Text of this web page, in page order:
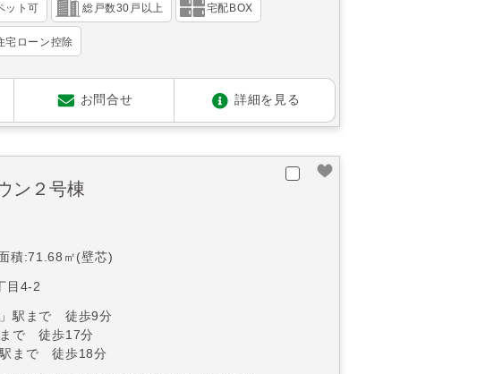
ット可 総戸数30戸以上 宅配BOX
宅ローン控除
お問合せ 詳細を見る
ン２号棟
積:71.68㎡(壁芯)
目4-2
」駅まで 徒歩9分
まで 徒歩17分
駅まで 徒歩18分